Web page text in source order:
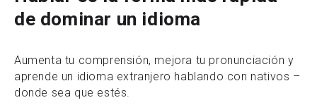
de dominar un idioma
Aumenta tu comprensión, mejora tu pronunciación y
aprende un idioma extranjero hablando con nativos –
donde sea que estés.